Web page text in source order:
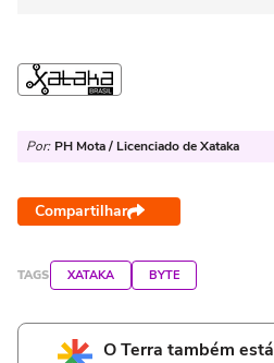
Por: PH Mota / Licenciado de Xataka
Compartilhar
TAGS XATAKA BYTE
O Terra também